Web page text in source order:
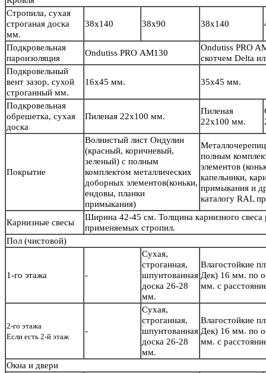
Стропила, сухая
строганая доска
мм.
38х140 38х90 38х140
Подкровельная
пароизоляция
Ondutiss PRO АМ130
Ondutiss PRO
скотчем Delta
Подкровельный
вент зазор, сухой
строганный мм.
16х45 мм. 35х45 мм.
Подкровельная
обрешетка, сухая
доска
Пиленая 22х100 мм.
Пиленая
22х100 мм.
Покрытие
Волнистый лист Ондулин
(красный, коричневый,
зеленый) с полным
комплектом металлических
доборных элементов(коньки,
ендовы, планки
примыкания)
полным
элементов
капельники,
примыкания и
каталогу RAL
Карнизные свесы
Ширина 42-45 см. Толщина карнизного свеса
применяемых стропил.
Пол (чистовой)
1-го этажа -
Сухая,
строганная,
шпунтованная
доска 26-28
мм.
Влагостойкие
Дек) 16 мм. по
мм. с
2-го этажа
Если есть 2-й этаж
-
Сухая,
строганная,
шпунтованная
доска 26-28
мм.
Влагостойкие
Дек) 16 мм. по
мм. с
Окна и двери